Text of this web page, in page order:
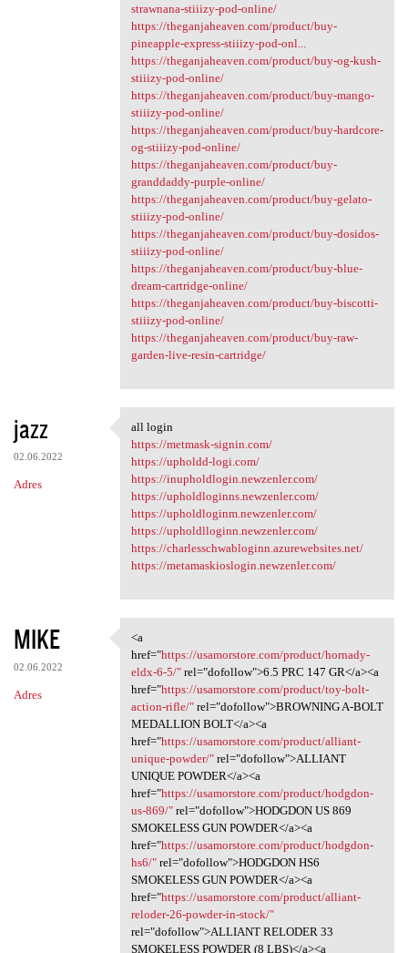
strawnana-stiiizy-pod-online/
https://theganjaheaven.com/product/buy-
pineapple-express-stiiizy-pod-onl...
https://theganjaheaven.com/product/buy-og-kush-
stiiizy-pod-online/
https://theganjaheaven.com/product/buy-mango-
stiiizy-pod-online/
https://theganjaheaven.com/product/buy-hardcore-
og-stiiizy-pod-online/
https://theganjaheaven.com/product/buy-
granddaddy-purple-online/
https://theganjaheaven.com/product/buy-gelato-
stiiizy-pod-online/
https://theganjaheaven.com/product/buy-dosidos-
stiiizy-pod-online/
https://theganjaheaven.com/product/buy-blue-
dream-cartridge-online/
https://theganjaheaven.com/product/buy-biscotti-
stiiizy-pod-online/
https://theganjaheaven.com/product/buy-raw-
garden-live-resin-cartridge/
jazz
02.06.2022
Adres
all login
all login
https://metmask-signin.com/
https://upholdd-logi.com/
https://inupholdlogin.newzenler.com/
https://upholdloginns.newzenler.com/
https://upholdloginm.newzenler.com/
https://upholdlloginn.newzenler.com/
https://charlesschwabloginn.azurewebsites.net/
https://metamaskioslogin.newzenler.com/
MIKE
02.06.2022
Adres
<a href="https://usamorstore
<a
href="https://usamorstore.com/product/hornady-
eldx-6-5/"rel="dofollow">6.5 PRC 147 GR</a><a
href="https://usamorstore.com/product/toy-bolt-
action-rifle/"rel="dofollow">BROWNING A-BOLT
MEDALLION BOLT</a><a
href="https://usamorstore.com/product/alliant-
unique-powder/"rel="dofollow">ALLIANT
UNIQUE POWDER</a><a
href="https://usamorstore.com/product/hodgdon-
us-869/"rel="dofollow">HODGDON US 869
SMOKELESS GUN POWDER</a><a
href="https://usamorstore.com/product/hodgdon-
hs6/"rel="dofollow">HODGDON HS6
SMOKELESS GUN POWDER</a><a
href="https://usamorstore.com/product/alliant-
reloder-26-powder-in-stock/"
rel="dofollow">ALLIANT RELODER 33
SMOKELESS POWDER (8 LBS)</a><a